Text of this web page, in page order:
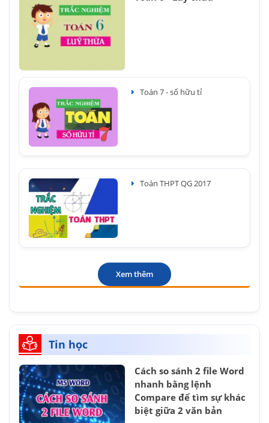
Toán 7 - số hữu tỉ
Toán THPT QG 2017
Xem thêm
Tin học
Cách so sánh 2 file Word
nhanh bằng lệnh
Compare để tìm sự khác
biệt giữa 2 văn bản